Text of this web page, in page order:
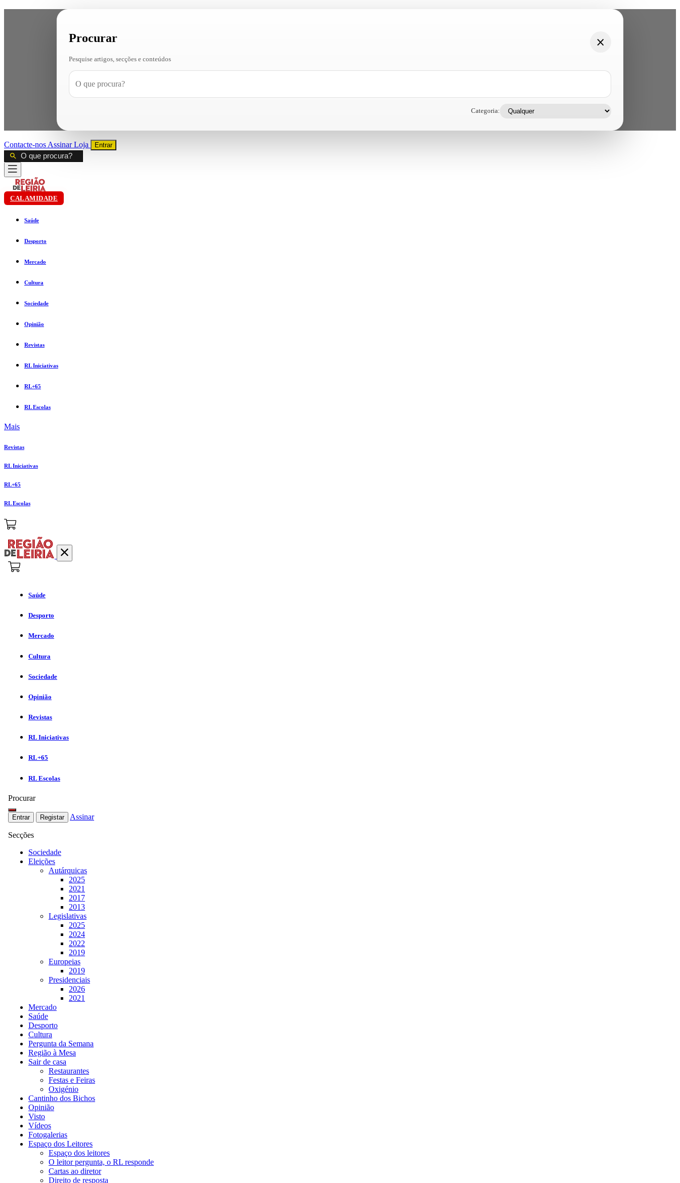
Procurar
Pesquise artigos, secções e conteúdos
Categoria:
Contacte-nos AssinarLoja Entrar
CALAMIDADE
Saúde
Desporto
Mercado
Cultura
Sociedade
Opinião
Revistas
RL Iniciativas
RL+65
RL Escolas
Mais
Revistas
RL Iniciativas
RL+65
RL Escolas
Saúde
Desporto
Mercado
Cultura
Sociedade
Opinião
Revistas
RL Iniciativas
RL+65
RL Escolas
Procurar
Entrar Registar Assinar
Secções
Sociedade
Eleições
Autárquicas
2025
2021
2017
2013
Legislativas
2025
2024
2022
2019
Europeias
2019
Presidenciais
2026
2021
Mercado
Saúde
Desporto
Cultura
Pergunta da Semana
Região à Mesa
Sair de casa
Restaurantes
Festas e Feiras
Oxigénio
Cantinho dos Bichos
Opinião
Visto
Vídeos
Fotogalerias
Espaço dos Leitores
Espaço dos leitores
O leitor pergunta, o RL responde
Cartas ao diretor
Direito de resposta